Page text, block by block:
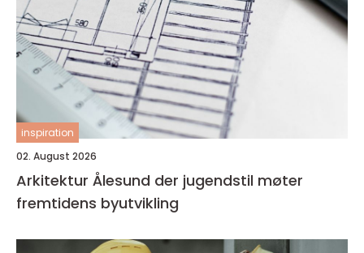
inspiration
02. August 2026
Arkitektur Ålesund der jugendstil møter
fremtidens byutvikling